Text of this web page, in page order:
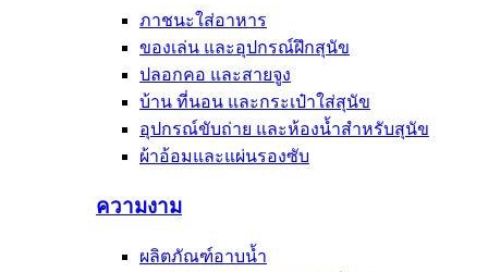
ภาชนะใส่อาหาร
ของเล่น และอุปกรณ์ฝึกสุนัข
ปลอกคอ และสายจูง
บ้าน ที่นอน และกระเป๋าใส่สุนัข
อุปกรณ์ขับถ่าย และห้องน้ำสำหรับสุนัข
ผ้าอ้อมและแผ่นรองซับ
ความงาม
ผลิตภัณฑ์อาบน้ำ